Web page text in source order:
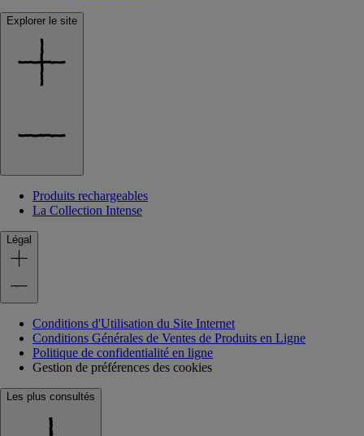
Explorer le site
Produits rechargeables
La Collection Intense
Légal
Conditions d'Utilisation du Site Internet
Conditions Générales de Ventes de Produits en Ligne
Politique de confidentialité en ligne
Gestion de préférences des cookies
Les plus consultés